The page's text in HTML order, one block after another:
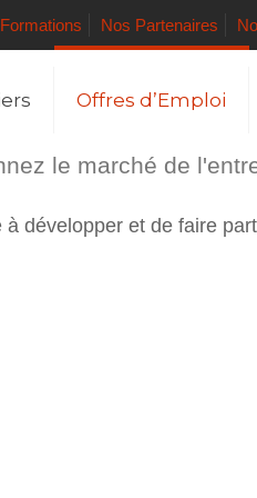
Nos Partenaires
Offres d’Emploi
le marché de
développer et de faire